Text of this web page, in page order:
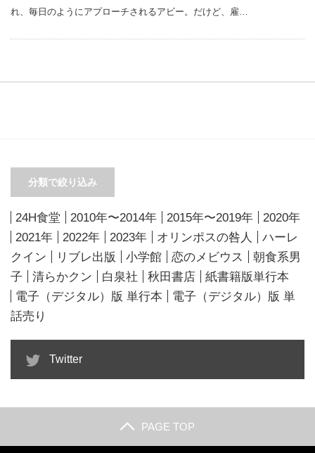
れ、毎日のようにアプローチされるアビー。だけど、雇…
分類で絞り込み
24H食堂 2010年〜2014年 2015年〜2019年
2020年
2021年
2022年 2023年 オリンポスの咎人
ハーレ
クイン
リブレ出版 小学館 恋のメビウス
朝食系男
子
清らかクン 白泉社 秋田書店
紙書籍版単行本
電子（デジタル）版 単行本
電子（デジタル）版 単
話売り
Twitter
PAGE TOP